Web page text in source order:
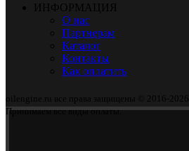
ИНФОРМАЦИЯ
О нас
Партнерам
Каталог
Контакты
Как оплатить
oilengine.ru все права защищены © 2016-2026
Принимаем все виды оплаты.